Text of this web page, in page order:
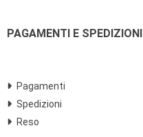
PAGAMENTI E SPEDIZIONI
Pagamenti
Spedizioni
Reso